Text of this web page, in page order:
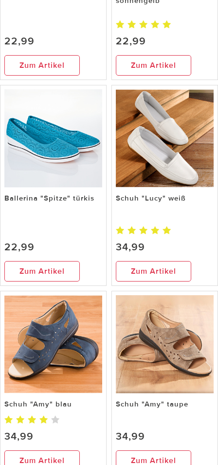
22,99
Zum Artikel
22,99
Zum Artikel
Ballerina "Spitze" türkis
22,99
Zum Artikel
Schuh "Lucy" weiß
34,99
Zum Artikel
Schuh "Amy" blau
34,99
Zum Artikel
Schuh "Amy" taupe
34,99
Zum Artikel